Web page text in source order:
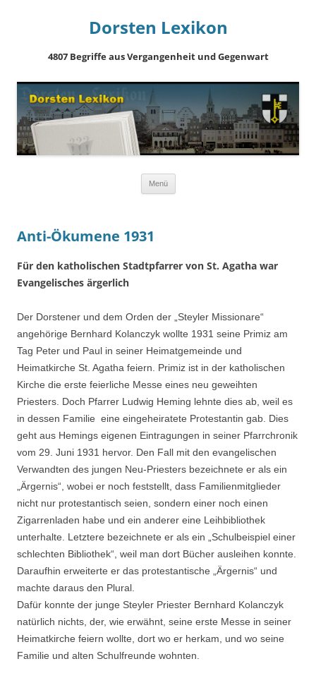
Dorsten Lexikon
4807 Begriffe aus Vergangenheit und Gegenwart
Menü
Anti-Ökumene 1931
Für den katholischen Stadtpfarrer von St. Agatha war
Evangelisches ärgerlich
Der Dorstener und dem Orden der „Steyler Missionare“
angehörige Bernhard Kolanczyk wollte 1931 seine Primiz am
Tag Peter und Paul in seiner Heimatgemeinde und
Heimatkirche St. Agatha feiern. Primiz ist in der katholischen
Kirche die erste feierliche Messe eines neu geweihten
Priesters. Doch Pfarrer Ludwig Heming lehnte dies ab, weil es
in dessen Familie eine eingeheiratete Protestantin gab. Dies
geht aus Hemings eigenen Eintragungen in seiner Pfarrchronik
vom 29. Juni 1931 hervor. Den Fall mit den evangelischen
Verwandten des jungen Neu-Priesters bezeichnete er als ein
„Ärgernis“, wobei er noch feststellt, dass Familienmitglieder
nicht nur protestantisch seien, sondern einer noch einen
Zigarrenladen habe und ein anderer eine Leihbibliothek
unterhalte. Letztere bezeichnete er als ein „Schulbeispiel einer
schlechten Bibliothek“, weil man dort Bücher ausleihen konnte.
Daraufhin erweiterte er das protestantische „Ärgernis“ und
machte daraus den Plural.
Dafür konnte der junge Steyler Priester Bernhard Kolanczyk
natürlich nichts, der, wie erwähnt, seine erste Messe in seiner
Heimatkirche feiern wollte, dort wo er herkam, und wo seine
Familie und alten Schulfreunde wohnten.